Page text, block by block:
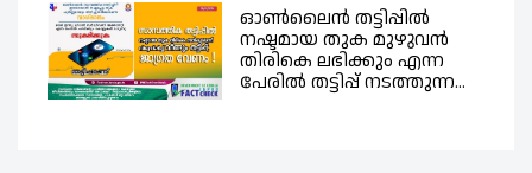
ഓൺലൈൻ തട്ടിപ്പിൽ
നഷ്ടമായ തുക മുഴുവൻ
തിരികെ ലഭിക്കും എന്ന
പേരിൽ തട്ടിപ്പ് നടത്തുന്ന...